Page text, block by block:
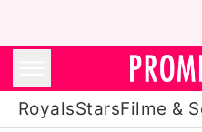
RoyalsStarsFilme &